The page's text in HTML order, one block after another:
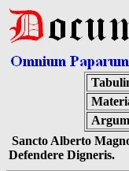
Sancto Alberto
Defendere Digneris.